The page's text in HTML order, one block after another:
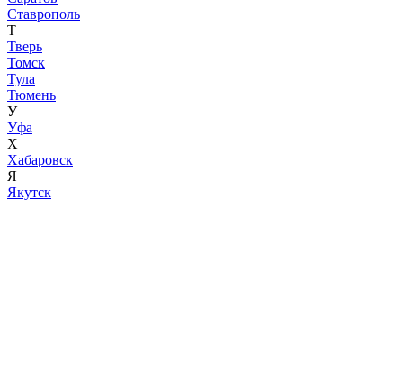
Ставрополь
Т
Тверь
Томск
Тула
Тюмень
У
Уфа
Х
Хабаровск
Я
Якутск